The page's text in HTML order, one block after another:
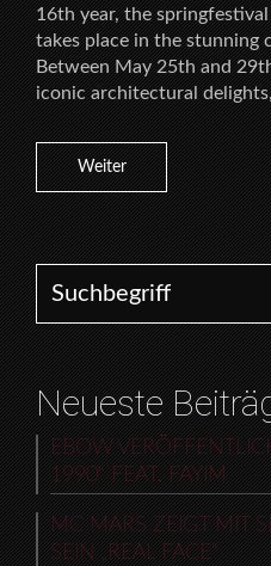
16th year, the
takes place in the stunning
Between May 25th and
iconic architectural
Weiter
Search for:
Neueste
EBOW
1990“ FEAT. FAYIM
MC MARS ZEIGT MIT
SEIN „REAL FACE“